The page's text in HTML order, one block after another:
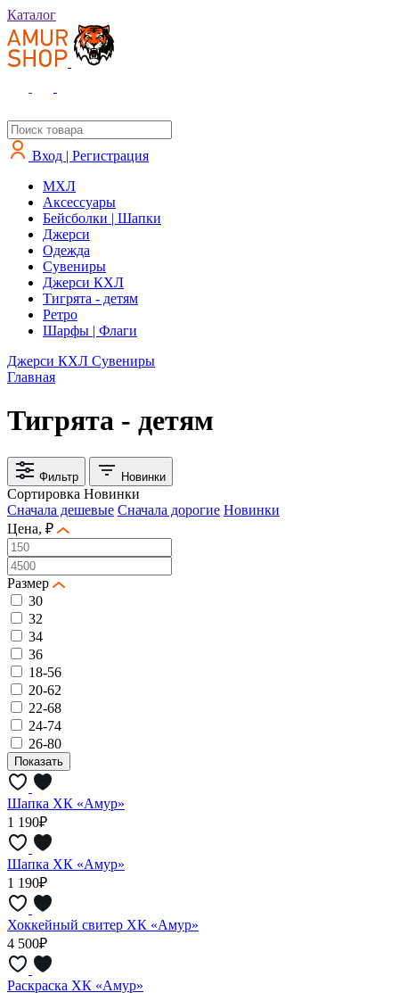
Каталог
Вход | Регистрация
MXЛ
Аксессуары
Бейсболки | Шапки
Джерси
Одежда
Сувениры
Джерси КХЛ
Тигрята - детям
Ретро
Шарфы | Флаги
Джерси КХЛ Сувениры
Главная
Тигрята - детям
Фильтр Новинки
Сортировка Новинки
Сначала дешевые Сначала дорогие Новинки
Цена, ₽
Размер
30
32
34
36
18-56
20-62
22-68
24-74
26-80
Шапка ХК «Амур»
1 190₽
Шапка ХК «Амур»
1 190₽
Хоккейный свитер ХК «Амур»
4 500₽
Раскраска ХК «Амур»